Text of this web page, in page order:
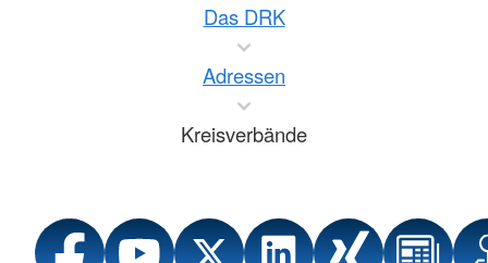
Das DRK
Adressen
Kreisverbände